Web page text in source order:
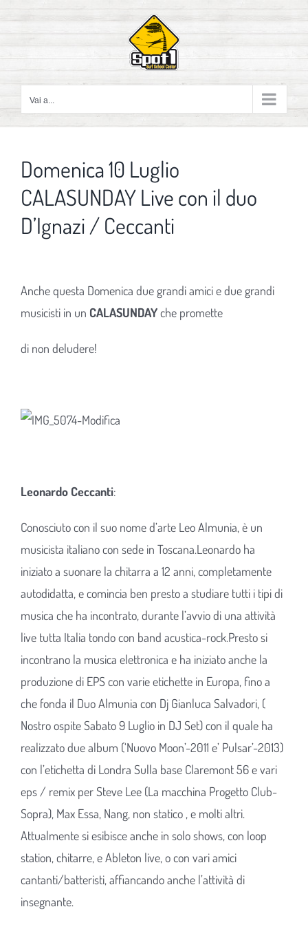
contenuto
Vai a...
Domenica 10 Luglio
CALASUNDAY Live con il duo
D’Ignazi / Ceccanti
immagine
Anche questa Domenica due grandi amici e due grandi
musicisti in un CALASUNDAYche promette
di non deludere!
Leonardo Ceccanti:
Conosciuto con il suo nome d’arte Leo Almunia, è un
musicista italiano con sede in Toscana.Leonardo ha
iniziato a suonare la chitarra a 12 anni, completamente
autodidatta, e comincia ben presto a studiare tutti i tipi di
musica che ha incontrato, durante l’avvio di una attività
live tutta Italia tondo con band acustica-rock.Presto si
incontrano la musica elettronica e ha iniziato anche la
produzione di EPS con varie etichette in Europa, fino a
che fonda il Duo Almunia con Dj Gianluca Salvadori, (
Nostro ospite Sabato 9 Luglio in DJ Set) con il quale ha
realizzato due album (‘Nuovo Moon’-2011 e’ Pulsar’-2013)
con l’etichetta di Londra Sulla base Claremont 56 e vari
eps / remix per Steve Lee (La macchina Progetto Club-
Sopra), Max Essa, Nang, non statico , e molti altri.
Attualmente si esibisce anche in solo shows, con loop
station, chitarre, e Ableton live, o con vari amici
cantanti/batteristi, affiancando anche l’attività di
insegnante.